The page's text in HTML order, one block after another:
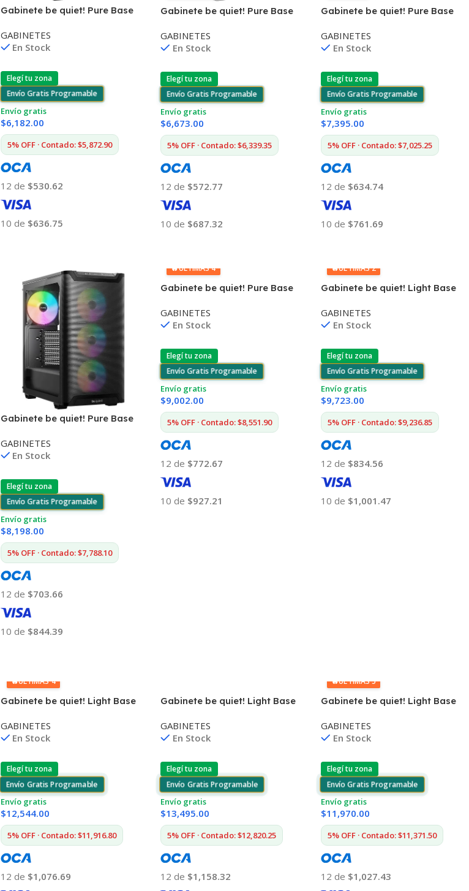
Gabinete be quiet! Pure Base
GABINETES
En Stock
Elegí tu zona
Envío Gratis Programable
Envío gratis
$6,182.00
5% OFF · Contado: $5,872.90
12 de $530.62
10 de $636.75
Gabinete be quiet! Pure Base
GABINETES
En Stock
Elegí tu zona
Envío Gratis Programable
Envío gratis
$6,673.00
5% OFF · Contado: $6,339.35
12 de $572.77
10 de $687.32
Gabinete be quiet! Pure Base
GABINETES
En Stock
Elegí tu zona
Envío Gratis Programable
Envío gratis
$7,395.00
5% OFF · Contado: $7,025.25
12 de $634.74
10 de $761.69
Gabinete be quiet! Pure Base
GABINETES
En Stock
Elegí tu zona
Envío Gratis Programable
Envío gratis
$8,198.00
5% OFF · Contado: $7,788.10
12 de $703.66
10 de $844.39
🔥ÚLTIMAS 4
Gabinete be quiet! Pure Base
GABINETES
En Stock
Elegí tu zona
Envío Gratis Programable
Envío gratis
$9,002.00
5% OFF · Contado: $8,551.90
12 de $772.67
10 de $927.21
🔥ÚLTIMAS 2
Gabinete be quiet! Light Base
GABINETES
En Stock
Elegí tu zona
Envío Gratis Programable
Envío gratis
$9,723.00
5% OFF · Contado: $9,236.85
12 de $834.56
10 de $1,001.47
🔥ÚLTIMAS 4
Gabinete be quiet! Light Base
GABINETES
En Stock
Elegí tu zona
Envío Gratis Programable
Envío gratis
$12,544.00
5% OFF · Contado: $11,916.80
12 de $1,076.69
Gabinete be quiet! Light Base
GABINETES
En Stock
Elegí tu zona
Envío Gratis Programable
Envío gratis
$13,495.00
5% OFF · Contado: $12,820.25
12 de $1,158.32
🔥ÚLTIMAS 5
Gabinete be quiet! Light Base
GABINETES
En Stock
Elegí tu zona
Envío Gratis Programable
Envío gratis
$11,970.00
5% OFF · Contado: $11,371.50
12 de $1,027.43